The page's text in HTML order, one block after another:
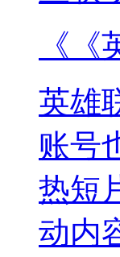
《
英雄
账号
热短
动内